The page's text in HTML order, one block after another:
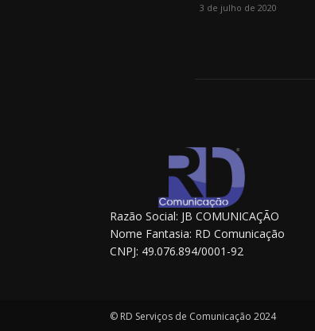
3 de julho de 2020
Razão Social: JB COMUNICAÇÃO
Nome Fantasia: RD Comunicação
CNPJ: 49.076.894/0001-92
© RD Serviços de Comunicação 2024